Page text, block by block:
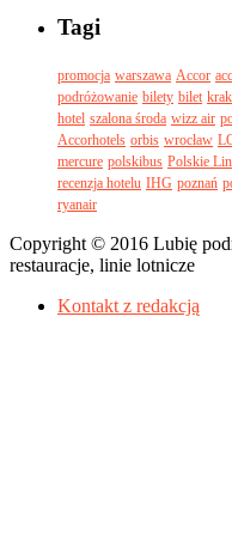
Tagi
promocja warszawa Accor
podróżowanie bilety bilet
hotel szalona środa wizz air
Accorhotels orbis wrocław
mercure polskibus Polskie
recenzja hotelu IHG poznań
ryanair
Copyright © 2016 Lubię
restauracje, linie lotnicze
Kontakt z redakcją